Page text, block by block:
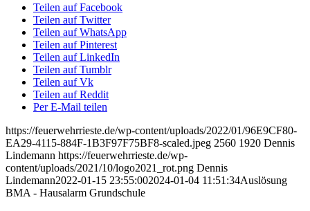
Teilen auf Facebook
Teilen auf Twitter
Teilen auf WhatsApp
Teilen auf Pinterest
Teilen auf LinkedIn
Teilen auf Tumblr
Teilen auf Vk
Teilen auf Reddit
Per E-Mail teilen
https://feuerwehrrieste.de/wp-content/uploads/2022/01/96E9CF80-
EA29-4115-884F-1B3F97F75BF8-scaled.jpeg 2560 1920 Dennis
Lindemann https://feuerwehrrieste.de/wp-
content/uploads/2021/10/logo2021_rot.png Dennis
Lindemann2022-01-15 23:55:002024-01-04 11:51:34Auslösung
BMA - Hausalarm Grundschule